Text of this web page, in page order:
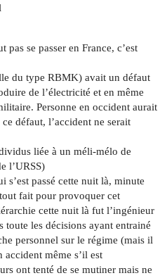
pas se passer en France, c’est
du type RBMK) avait un défaut
de l’électricité et en même
Personne en occident aurait
défaut, l’accident ne serait
liée à un méli-mélo de
l’URSS)
s’est passé cette nuit là, minute
fait pour provoquer cet
cette nuit là fut l’ingénieur
les décisions ayant entrainé
personnel sur le régime (mais il
accident même s’il est
ont tenté de se mutiner mais ne